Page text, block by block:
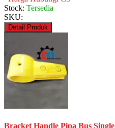
Stock: Tersedia
SKU:
Detail Produk
Bracket Handle Pipa Bus Single